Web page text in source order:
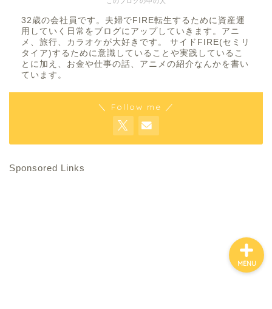
32歳の会社員です。夫婦でFIRE転生するために資産運
用していく日常をブログにアップしていきます。アニ
メ、旅行、カラオケが大好きです。 サイドFIRE(セミリ
タイア)するために意識していることや実践しているこ
とに加え、お金や仕事の話、アニメの紹介なんかを書い
ています。
＼ Follow me ／
Sponsored Links
MENU
お金について
資産報告